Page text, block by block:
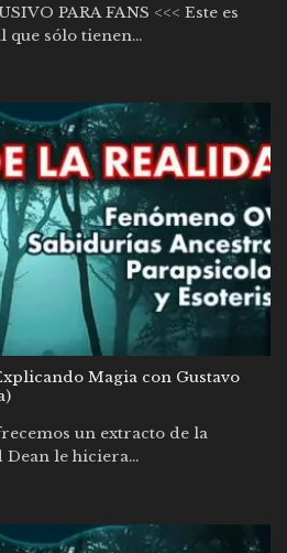
PARA FANS <<< Este es
que sólo tienen...
Magia con Gustavo
un extracto de la
le hiciera...